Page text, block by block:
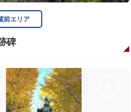
前エリア
碑